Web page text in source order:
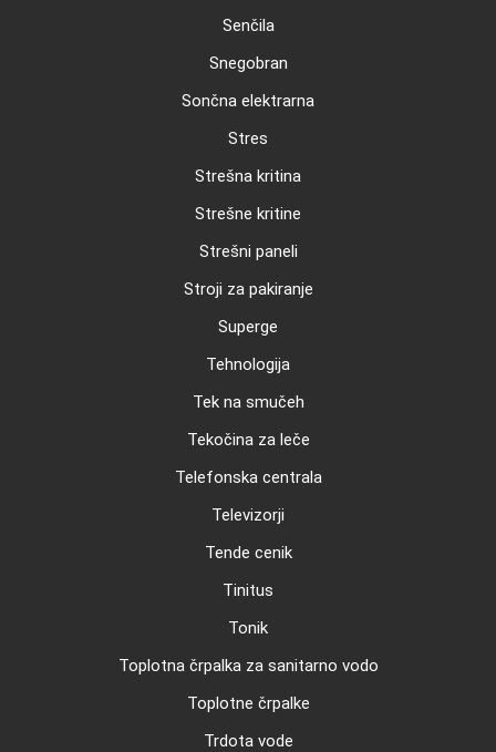
Senčila
Snegobran
Sončna elektrarna
Stres
Strešna kritina
Strešne kritine
Strešni paneli
Stroji za pakiranje
Superge
Tehnologija
Tek na smučeh
Tekočina za leče
Telefonska centrala
Televizorji
Tende cenik
Tinitus
Tonik
Toplotna črpalka za sanitarno vodo
Toplotne črpalke
Trdota vode